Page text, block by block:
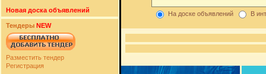
Новая доска объявлений
Тендеры NEW
Разместить тендер
Регистрация
На доске объявлений В